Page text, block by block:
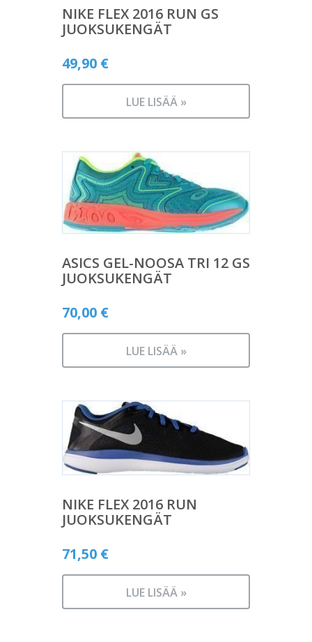
NIKE FLEX 2016 RUN GS
JUOKSUKENGÄT
49,90 €
LUE LISÄÄ »
ASICS GEL-NOOSA TRI 12 GS
JUOKSUKENGÄT
70,00 €
LUE LISÄÄ »
NIKE FLEX 2016 RUN
JUOKSUKENGÄT
71,50 €
LUE LISÄÄ »